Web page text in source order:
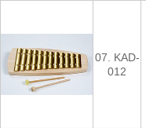
07. KAD-
012